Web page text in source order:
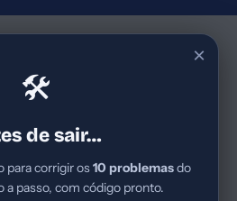
×
🛠
de sair…
para corrigir os10 problemasdo
a passo, com código pronto.
Empresa de
de software; nicho de headless
CMS para equipes que